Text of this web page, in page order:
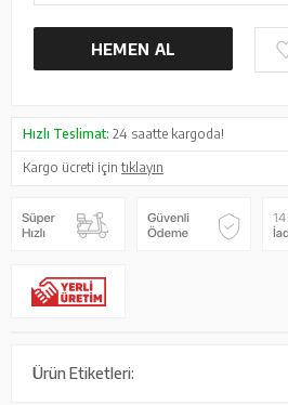
HEMEN AL
Hızlı Teslimat: 24 saatte kargoda!
Kargo ücreti içintıklayın
Ürün Etiketleri: